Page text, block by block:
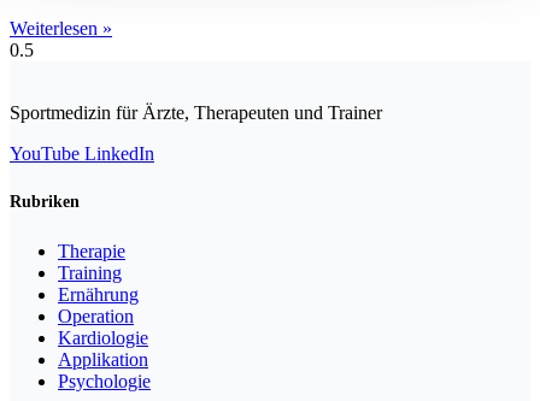
Weiterlesen »
Sportmedizin für Ärzte, Therapeuten und Trainer
YouTube LinkedIn
Rubriken
Therapie
Training
Ernährung
Operation
Kardiologie
Applikation
Psychologie